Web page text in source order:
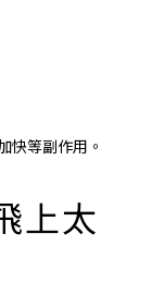
快等副作用。
上太